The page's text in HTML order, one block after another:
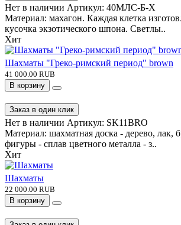
Нет в наличии Артикул: 40МЛС-Б-Х
Материал: махагон. Каждая клетка
кусочка экзотического шпона. Светлы..
Хит
Шахматы "Греко-римский период" brown
41 000.00 RUB
В корзину
Заказ в один клик
Нет в наличии Артикул: SK11BRO
Материал: шахматная доска - дерево, лак,
фигуры - сплав цветного металла - з..
Хит
Шахматы
22 000.00 RUB
В корзину